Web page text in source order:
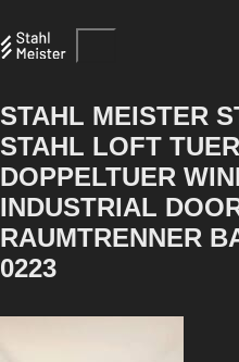
STAHL MEISTER
STAHL LOFT
DOPPELTUER
INDUSTRIAL
RAUMTRENNER
0223